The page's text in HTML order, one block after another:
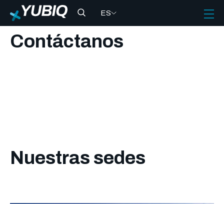
ES
Contáctanos
Nuestras sedes